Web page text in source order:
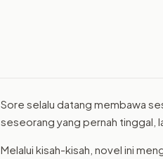
Sore selalu datang membawa
seseorang yang pernah tinggal,
Melalui kisah-kisah, novel ini